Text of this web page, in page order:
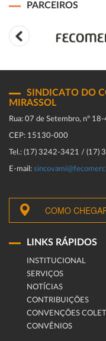
PARCEIROS
SINDICATO DO
MIRASSOL
Rua: 07 de Setembro, n°
CEP: 15130-000
Tel.: (17) 3242-3421 / (17)
E-mail:
COMO
LINKS RÁPIDOS
INSTITUCIONAL
SERVIÇOS
NOTÍCIAS
CONTRIBUIÇÕES
CONVENÇÕES
CONVÊNIOS